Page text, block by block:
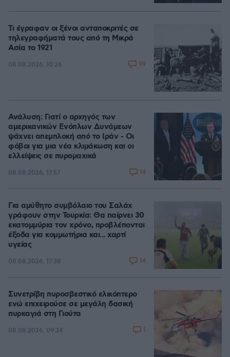
Τι έγραφαν οι ξένοι ανταποκριτές σε
τηλεγραφήματά τους από τη Μικρά
Ασία το 1921
08.08.2026, 10:26 99
Ανάλυση: Γιατί ο αρχηγός των
αμερικανικών Ενόπλων Δυνάμεων
ψάχνει απεμπλοκή από το Ιράν - Οι
φόβοι για μια νέα κλιμάκωση και οι
ελλείψεις σε πυρομαχικά
08.08.2026, 17:57 14
Για αμύθητο συμβόλαιο του Σαλάχ
γράφουν στην Τουρκία: Θα παίρνει 30
εκατομμύρια τον χρόνο, προβλέπονται
έξοδα για κομμωτήρια και... χαρτί
υγείας
08.08.2026, 17:38 14
Συνετρίβη πυροσβεστικό ελικόπτερο
ενώ επιχειρούσε σε μεγάλη δασική
πυρκαγιά στη Γιούτα
08.08.2026, 09:34 1